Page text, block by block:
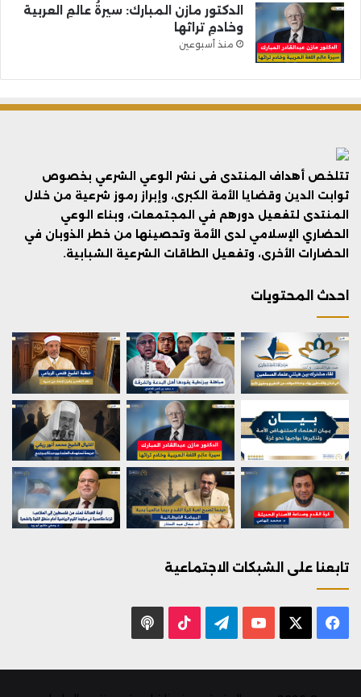
الدكتور مازن المبارك: سيرةُ عالمِ العربية
وخادمِ تراثها
منذ أسبوعين
تتلخص أهداف المنتدى فى نشر الوعي الشرعي بخصوص
ثوابت الدين وقضايا الأمة الكبرى، وإبراز رموز شرعية من خلال
المنتدى لتفعيل دورهم في المجتمعات، وبناء الوعي
الحضاري الإسلامي لدى الأمة وتحصينها من خطر الذوبان في
الحضارات الأخرى، وتفعيل الطاقات الشرعية الشبابية.
احدث المحتويات
تابعنا على الشبكات الاجتماعية
فيسبوك يوتيوب تيلقرام ‫TikTok